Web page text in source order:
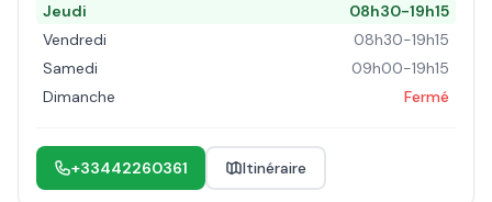
Jeudi
08h30-19h15
Vendredi
08h30-19h15
Samedi
09h00-19h15
Dimanche
Fermé
+33442260361 Itinéraire